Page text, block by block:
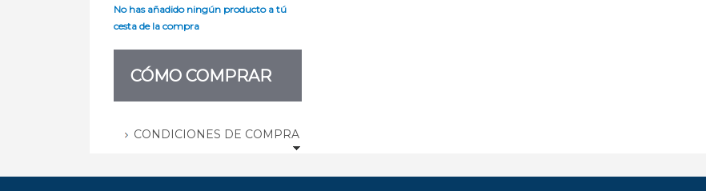
No has añadido ningún producto a tú
cesta de la compra
CÓMO COMPRAR
CONDICIONES DE COMPRA